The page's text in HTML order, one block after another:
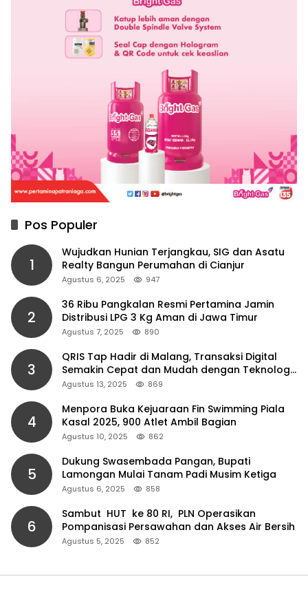
Pos Populer
1
Wujudkan Hunian Terjangkau, SIG dan Asatu
Realty Bangun Perumahan di Cianjur
Agustus 6, 2025 947
2
36 Ribu Pangkalan Resmi Pertamina Jamin
Distribusi LPG 3 Kg Aman di Jawa Timur
Agustus 7, 2025 890
3
QRIS Tap Hadir di Malang, Transaksi Digital
Semakin Cepat dan Mudah dengan Teknologi
NFC
Agustus 13, 2025 869
4
Menpora Buka Kejuaraan Fin Swimming Piala
Kasal 2025, 900 Atlet Ambil Bagian
Agustus 10, 2025 862
5
Dukung Swasembada Pangan, Bupati
Lamongan Mulai Tanam Padi Musim Ketiga
Agustus 6, 2025 858
6
Sambut HUT ke 80 RI, PLN Operasikan
Pompanisasi Persawahan dan Akses Air Bersih
Agustus 5, 2025 852